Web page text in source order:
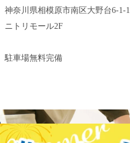
神奈川県相模原市南区大野台6-1-1
ニトリモール2F
駐車場無料完備
WEB予約する